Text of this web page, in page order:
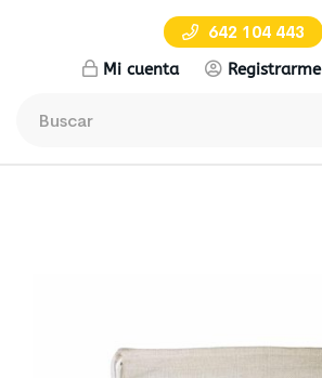
642 104 443
Mi cuenta Registrarme